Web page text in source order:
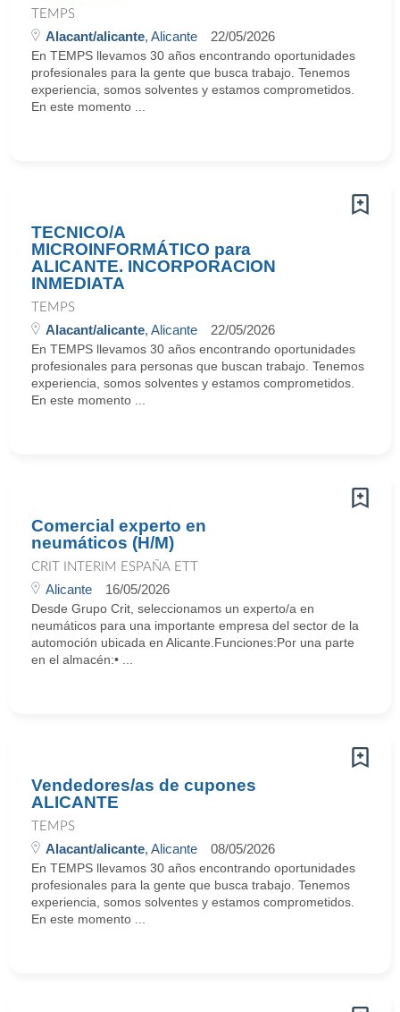
TEMPS
Alacant/alicante, Alicante 22/05/2026
En TEMPS llevamos 30 años encontrando oportunidades
profesionales para la gente que busca trabajo. Tenemos
experiencia, somos solventes y estamos comprometidos.
En este momento ...
TECNICO/A
MICROINFORMÁTICO para
ALICANTE. INCORPORACION
INMEDIATA
TEMPS
Alacant/alicante, Alicante 22/05/2026
En TEMPS llevamos 30 años encontrando oportunidades
profesionales para personas que buscan trabajo. Tenemos
experiencia, somos solventes y estamos comprometidos.
En este momento ...
Comercial experto en
neumáticos (H/M)
CRIT INTERIM ESPAÑA ETT
Alicante 16/05/2026
Desde Grupo Crit, seleccionamos un experto/a en
neumáticos para una importante empresa del sector de la
automoción ubicada en Alicante.Funciones:Por una parte
en el almacén:• ...
Vendedores/as de cupones
ALICANTE
TEMPS
Alacant/alicante, Alicante 08/05/2026
En TEMPS llevamos 30 años encontrando oportunidades
profesionales para la gente que busca trabajo. Tenemos
experiencia, somos solventes y estamos comprometidos.
En este momento ...